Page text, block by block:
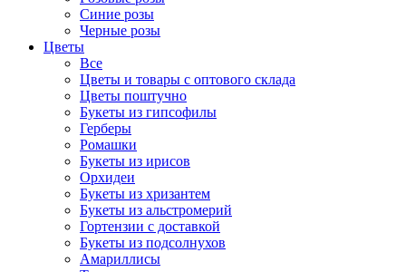
Синие розы
Черные розы
Цветы
Все
Цветы и товары с оптового склада
Цветы поштучно
Букеты из гипсофилы
Герберы
Ромашки
Букеты из ирисов
Орхидеи
Букеты из хризантем
Букеты из альстромерий
Гортензии с доставкой
Букеты из подсолнухов
Амариллисы